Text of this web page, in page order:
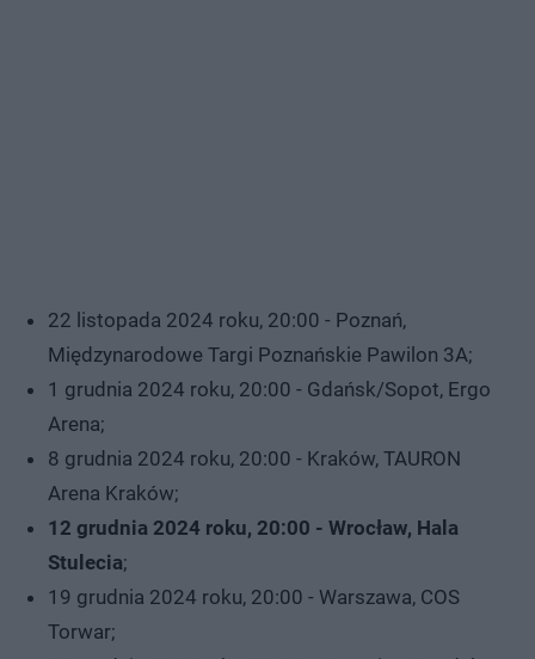
22 listopada 2024 roku, 20:00 - Poznań,
Międzynarodowe Targi Poznańskie Pawilon 3A;
1 grudnia 2024 roku, 20:00 - Gdańsk/Sopot, Ergo
Arena;
8 grudnia 2024 roku, 20:00 - Kraków, TAURON
Arena Kraków;
12 grudnia 2024 roku, 20:00 - Wrocław, Hala
Stulecia;
19 grudnia 2024 roku, 20:00 - Warszawa, COS
Torwar;